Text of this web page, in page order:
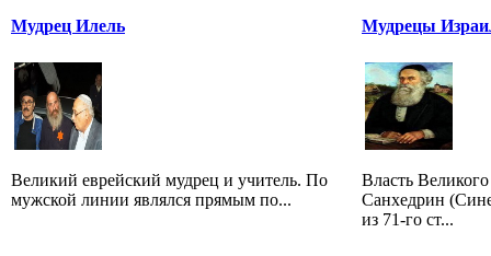
Мудрец Илель
Великий еврейский мудрец и учитель. По
мужской линии являлся прямым по...
Мудрецы
Власть
Санхедрин
из 71-го ст...